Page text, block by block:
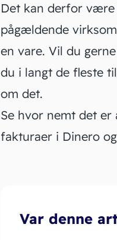
Det kan derfor være
pågældende
en vare. Vil du
du i langt de fleste
om det.
Se hvor nemt det er
fakturaer i Dinero
Var denne